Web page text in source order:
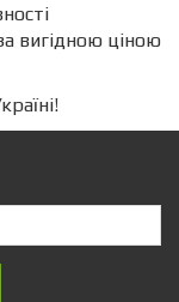
вигідною ціною